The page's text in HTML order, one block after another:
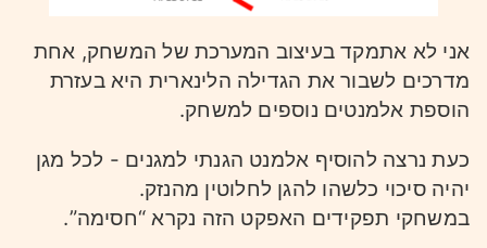
אני לא אתמקד בעיצוב המערכת של המשחק, אחת
מדרכים לשבור את הגדילה הלינארית היא בעזרת
הוספת אלמנטים נוספים למשחק.
כעת נרצה להוסיף אלמנט הגנתי למגנים - לכל מגן
יהיה סיכוי כלשהו להגן לחלוטין מהנזק.
במשחקי תפקידים האפקט הזה נקרא “חסימה”.